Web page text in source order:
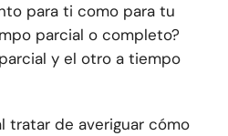
para ti como para tu
parcial o completo?
y el otro a tiempo
tratar de averiguar cómo